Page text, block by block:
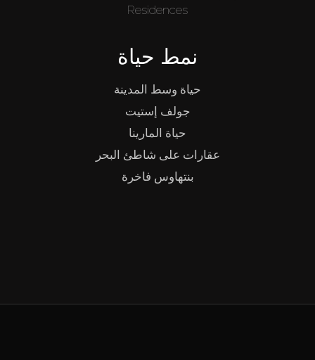
Residences
نمط حياة
حياة وسط المدينة
جولف إستيت
حياة المارينا
عقارات على شاطئ البحر
بنتهاوس فاخرة